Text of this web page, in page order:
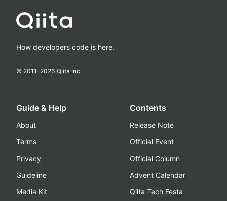
How developers code is here.
© 2011-2026 Qiita Inc.
Guide & Help
About
Terms
Privacy
Guideline
Media Kit
Contents
Release Note
Official Event
Official Column
Advent Calendar
Qiita Tech Festa